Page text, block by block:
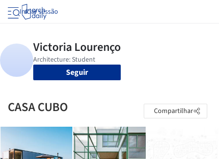
Iniciar sessão
Seguir
CASA CUBO Compartilhar